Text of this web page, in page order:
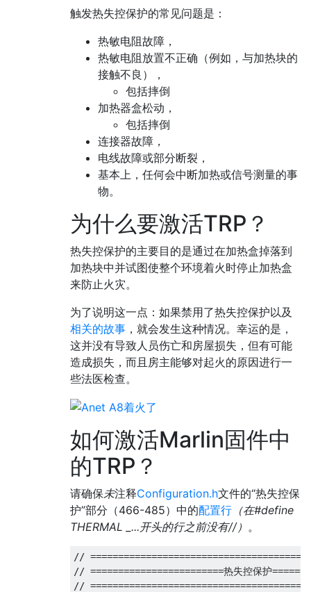
触发热失控保护的常见问题是：
热敏电阻故障，
热敏电阻放置不正确（例如，与加热块的
接触不良），
包括摔倒
加热器盒松动，
包括摔倒
连接器故障，
电线故障或部分断裂，
基本上，任何会中断加热或信号测量的事
物。
为什么要激活TRP？
热失控保护的主要目的是通过在加热盒掉落到
加热块中并试图使整个环境着火时停止加热盒
来防止火灾。
为了说明这一点：如果禁用了热失控保护以及
相关的故事 ，就会发生这种情况。幸运的是，
这并没有导致人员伤亡和房屋损失，但有可能
造成损失，而且房主能够对起火的原因进行一
些法医检查。
如何激活Marlin固件中
的TRP？
请确保未注释Configuration.h文件的“热失控保
护”部分（466-485）中的配置行 （在#define
THERMAL _...开头的行之前没有//） 。
//
// ========================热失控保护
//